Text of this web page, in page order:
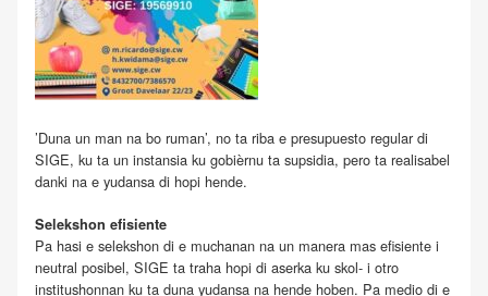
’Duna un man na bo ruman’, no ta riba e presupuesto regular di
SIGE, ku ta un instansia ku gobièrnu ta supsidia, pero ta realisabel
danki na e yudansa di hopi hende.
Selekshon efisiente
Pa hasi e selekshon di e muchanan na un manera mas efisiente i
neutral posibel, SIGE ta traha hopi di aserka ku skol- i otro
institushonnan ku ta duna yudansa na hende hoben. Pa medio di e